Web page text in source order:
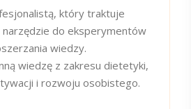
który traktuje
narzędzie do eksperymentów
wiedzy.
wiedzę z zakresu dietetyki,
i rozwoju osobistego.